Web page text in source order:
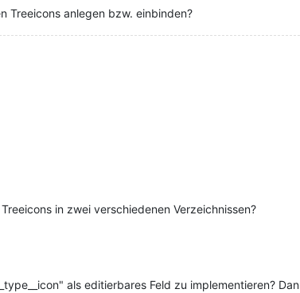
Treeicons anlegen bzw. einbinden?
in zwei verschiedenen Verzeichnissen?
als editierbares Feld zu implementieren?